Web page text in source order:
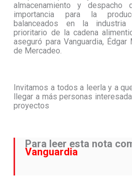
almacenamiento y
importancia para la
balanceados en la industria
prioritario de la cadena
aseguró para Vanguardia,
de Mercadeo.
Invitamos a todos a leerla y a
llegar a más personas
proyectos
Para leer esta nota
Vanguardia